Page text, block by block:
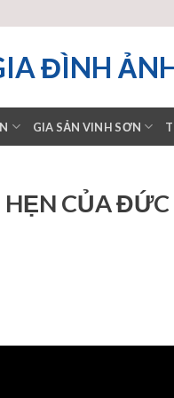
ĐÌNH
GIA SẢN VINH SƠN
CỦA